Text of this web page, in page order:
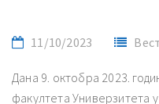
11/10/2023
Дана 9. октобра 2023.
факултета Универзитета